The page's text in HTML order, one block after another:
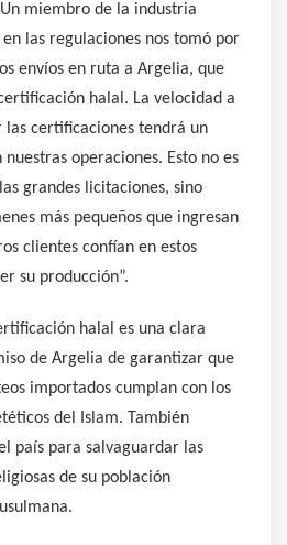
miembro de la industria
las regulaciones nos tomó por
envíos en ruta a Argelia, que
halal. La velocidad a
las certificaciones tendrá un
operaciones. Esto no es
grandes licitaciones, sino
más pequeños que ingresan
clientes confían en estos
su producción”.
halal es una clara
de Argelia de garantizar que
importados cumplan con los
del Islam. También
país para salvaguardar las
de su población